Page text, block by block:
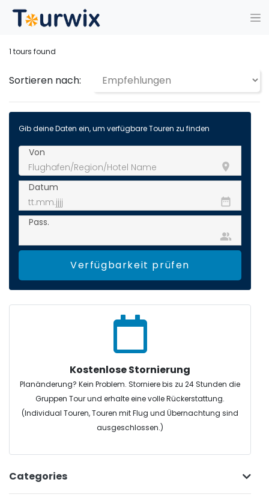
1 tours found
Sortieren nach:
Gib deine Daten ein, um verfügbare Touren zu finden
Von
room
Datum
date_range
Pass.
people_alt
Verfügbarkeit prüfen
Kostenlose Stornierung
Planänderung? Kein Problem. Storniere bis zu 24 Stunden die
Gruppen Tour und erhalte eine volle Rückerstattung.
(Individual Touren, Touren mit Flug und Übernachtung sind
ausgeschlossen.)
Categories